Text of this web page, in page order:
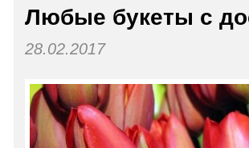
Любые букеты с
28.02.2017